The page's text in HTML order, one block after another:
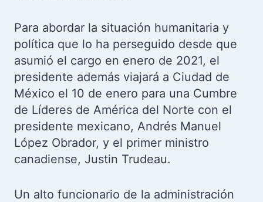
Para abordar la situación humanitaria y
política que lo ha perseguido desde que
asumió el cargo en enero de 2021, el
presidente además viajará a Ciudad de
México el 10 de enero para una Cumbre
de Líderes de América del Norte con el
presidente mexicano, Andrés Manuel
López Obrador, y el primer ministro
canadiense, Justin Trudeau.
Un alto funcionario de la administración